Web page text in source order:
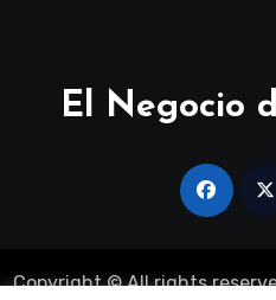
El Negocio
Copyright © All rights